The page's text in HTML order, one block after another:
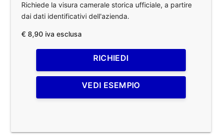
Richiede la visura camerale storica ufficiale, a partire
dai dati identificativi dell'azienda.
€ 8,90 iva esclusa
RICHIEDI
VEDI ESEMPIO